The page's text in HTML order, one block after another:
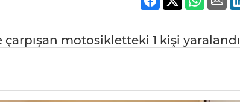
motosikletteki 1 kişi yaralandı